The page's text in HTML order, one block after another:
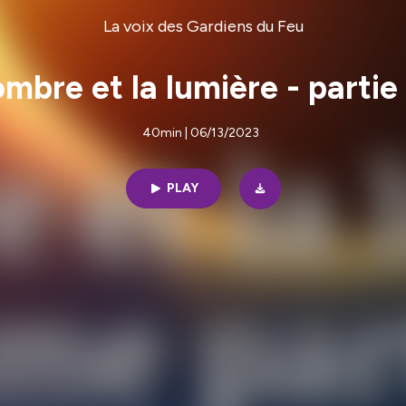
La voix des Gardiens du Feu
et la lumière - partie
40min | 06/13/2023
PLAY